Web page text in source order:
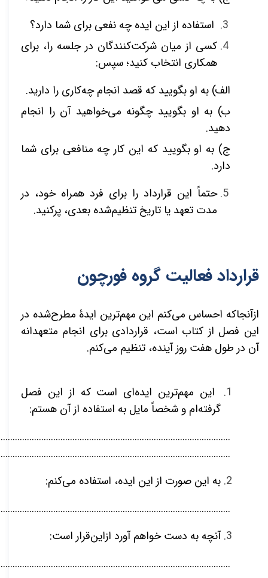
استفاده از این ایده چه نفعی برای شما دارد؟
کسی از میان شرکت‌کنندگان در جلسه را، برای
همکاری انتخاب کنید؛ سپس:
الف) به او بگویید که قصد انجام چه‌کاری را دارید.
ب) به او بگویید چگونه می‌خواهید آن را انجام
دهید.
ج) به او بگویید که این کار چه منافعی برای شما
دارد.
حتماً این قرارداد را برای فرد همراه خود، در
مدت تعهد یا تاریخ تنظیم‌شده بعدی، پرکنید.
قرارداد فعالیت گروه فورچون
ازآنجاکه احساس می‌کنم این مهم‌ترین ایدۀ مطرح‌شده در
این فصل از کتاب است، قراردادی برای انجام متعهدانه
آن در طول هفت روز آینده، تنظیم می‌کنم.
این مهم‌ترین ایده‌ای است که از این فصل
گرفته‌ام و شخصاً مایل به استفاده از آن هستم:
به این صورت از این ایده، استفاده می‌کنم:
آنچه به دست خواهم آورد ازاین‌قرار است: